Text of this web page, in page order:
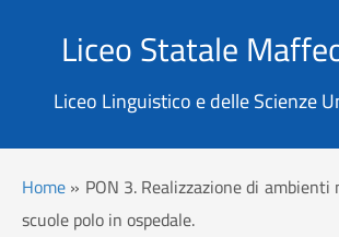
Liceo Statale
Liceo Linguistico e delle Scienze
Cerca
Home» PON 3. Realizzazione di
scuole polo in ospedale.